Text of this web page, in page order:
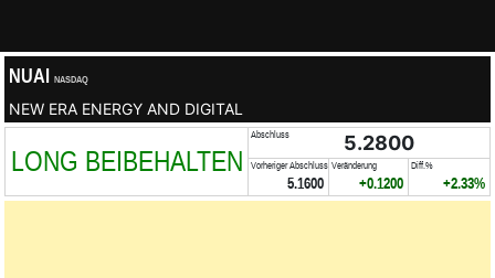
NUAI NASDAQ
NEW ERA ENERGY AND DIGITAL
LONG BEIBEHALTEN
Abschluss 5.2800
Vorheriger Abschluss
5.1600
Veränderung
+0.1200
Diff.%
+2.33%